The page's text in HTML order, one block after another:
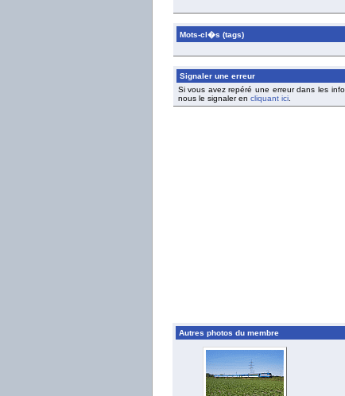
Mots-cl�s (tags)
Signaler une erreur
Si vous avez repéré une erreur dans les
nous le signaler en cliquant ici.
Autres photos du membre